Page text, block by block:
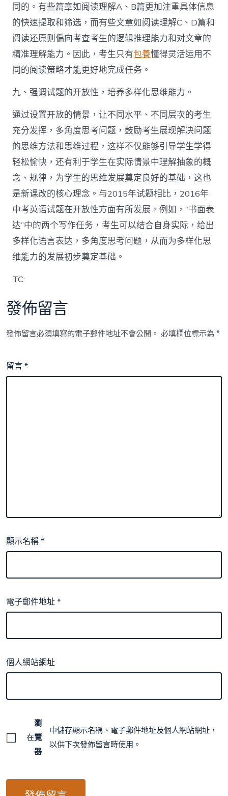
同的。有些篇章如阅读理解A、B篇更加注重具体信息
的快速提取和筛选，而有些文章如阅读理解C、D篇和
阅读还原则偏向考查考生的逻辑推理能力和对文章的
精准理解能力。因此，考生只有包養懂得灵活运用不
同的阅读策略才能更好地完成任务。
九、强调试题的开放性，培养多样化思维能力。
通过设置开放的情景，让不同水平、不同层次的考生
充分发挥，多角度思考问题，鼓励考生展现解决问题
的思维方法和思维过程，这样不仅能够引导学生学得
轻松愉快，还有利于学生在实际情景中理解抽象的概
念、规律，为学生的思维发展奠定良好的基础，这也
是新课改的核心理念。与2015年试题相比，2016年
中考英语试题在开放性方面有所发展。例如，“书面表
达”中的两个写作任务，考生可以结合自身实际，给出
多样化语言表达，多角度思考问题，从而为多样化思
维能力的发展初步奠定基础。
TC:
發佈留言
發佈留言必須填寫的電子郵件地址不會公開。 必填欄位標示為*
留言*
顯示名稱*
電子郵件地址*
個人網站網址
在
瀏
覽
器
中儲存顯示名稱、電子郵件地址及個人網站網址，
以供下次發佈留言時使用。